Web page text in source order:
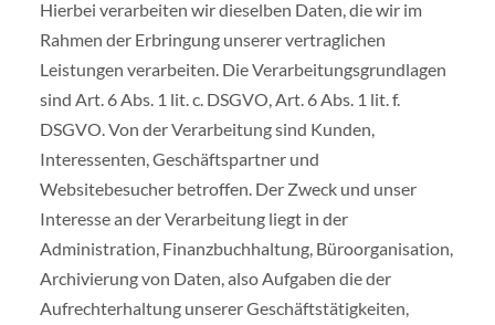
Hierbei verarbeiten wir dieselben Daten, die wir im
Rahmen der Erbringung unserer vertraglichen
Leistungen verarbeiten. Die Verarbeitungsgrundlagen
sind Art. 6 Abs. 1 lit. c. DSGVO, Art. 6 Abs. 1 lit. f.
DSGVO. Von der Verarbeitung sind Kunden,
Interessenten, Geschäftspartner und
Websitebesucher betroffen. Der Zweck und unser
Interesse an der Verarbeitung liegt in der
Administration, Finanzbuchhaltung, Büroorganisation,
Archivierung von Daten, also Aufgaben die der
Aufrechterhaltung unserer Geschäftstätigkeiten,